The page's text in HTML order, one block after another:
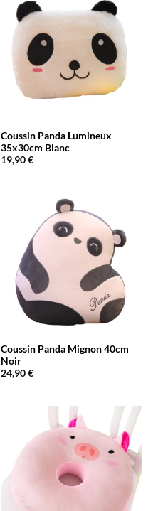
Coussin Panda Lumineux
35x30cm Blanc
19,90€
Coussin Panda Mignon 40cm
Noir
24,90€